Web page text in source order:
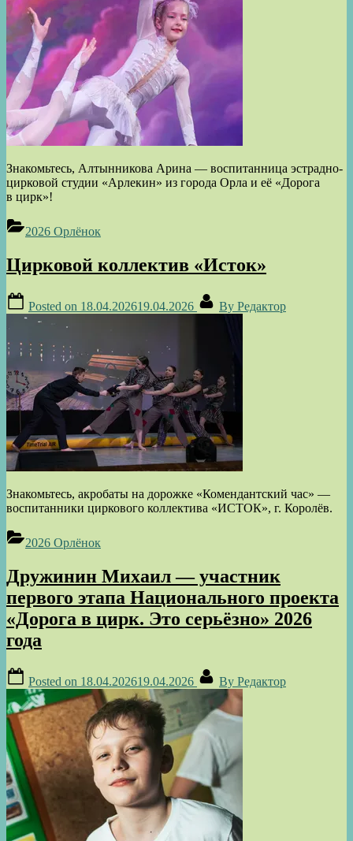
Знакомьтесь, Алтынникова Арина — воспитанница эстрадно-
цирковой студии «Арлекин» из города Орла и её «Дорога
в цирк»!
2026 Орлёнок
Цирковой коллектив «Исток»
Posted on 18.04.202619.04.2026 By Редактор
Знакомьтесь, акробаты на дорожке «Комендантский час» —
воспитанники циркового коллектива «ИСТОК», г. Королёв.
2026 Орлёнок
Дружинин Михаил — участник
первого этапа Национального проекта
«Дорога в цирк. Это серьёзно» 2026
года
Posted on 18.04.202619.04.2026 By Редактор